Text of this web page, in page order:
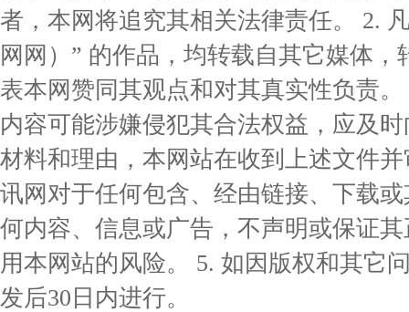
者，本网将追究其相关法律责任。 2.
网网）” 的作品，均转载自其它媒体
表本网赞同其观点和对其真实性负责
内容可能涉嫌侵犯其合法权益，应及
材料和理由，本网站在收到上述文件
讯网对于任何包含、经由链接、下载
何内容、信息或广告，不声明或保证
用本网站的风险。 5. 如因版权和其它
发后30日内进行。